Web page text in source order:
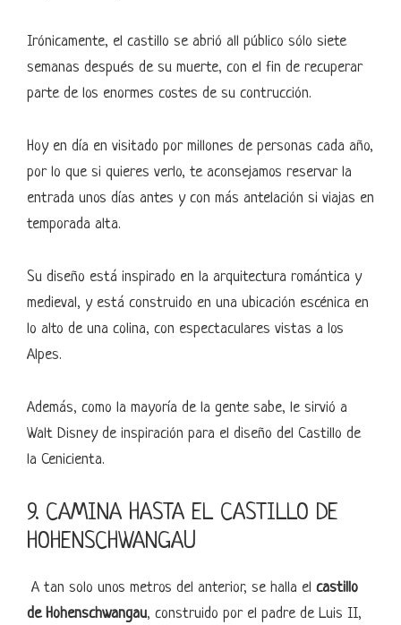
Irónicamente, el castillo se abrió all público sólo siete
semanas después de su muerte, con el fin de recuperar
parte de los enormes costes de su contrucción.
Hoy en día en visitado por millones de personas cada año,
por lo que si quieres verlo, te aconsejamos reservar la
entrada unos días antes y con más antelación si viajas en
temporada alta.
Su diseño está inspirado en la arquitectura romántica y
medieval, y está construido en una ubicación escénica en
lo alto de una colina, con espectaculares vistas a los
Alpes.
Además, como la mayoría de la gente sabe, le sirvió a
Walt Disney de inspiración para el diseño del Castillo de
la Cenicienta.
9. CAMINA HASTA EL CASTILLO DE
HOHENSCHWANGAU
A tan solo unos metros del anterior, se halla el castillo
de Hohenschwangau, construido por el padre de Luis II,